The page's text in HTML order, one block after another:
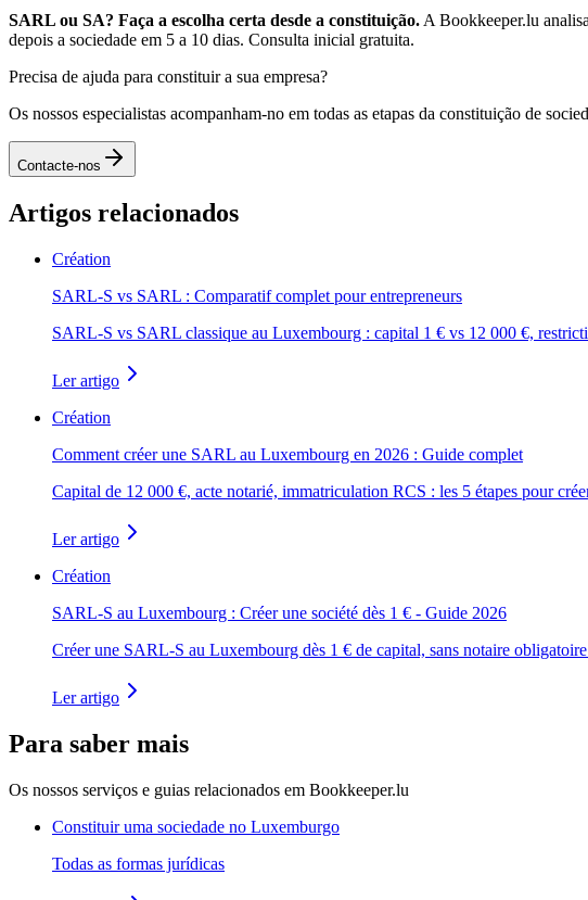
SARL ou SA? Faça a escolha certa desde a constituição. A Bookkeeper.lu
depois a sociedade em 5 a 10 dias. Consulta inicial gratuita.
Precisa de ajuda para constituir a sua empresa?
Os nossos especialistas acompanham-no em todas as etapas da constituição de
Contacte-nos
Artigos relacionados
Création
SARL-S vs SARL : Comparatif complet pour entrepreneurs
SARL-S vs SARL classique au Luxembourg : capital 1 € vs 12 000 €,
Ler artigo
Création
Comment créer une SARL au Luxembourg en 2026 : Guide complet
Capital de 12 000 €, acte notarié, immatriculation RCS : les 5 étapes pour
Ler artigo
Création
SARL-S au Luxembourg : Créer une société dès 1 € - Guide 2026
Créer une SARL-S au Luxembourg dès 1 € de capital, sans notaire
Ler artigo
Para saber mais
Os nossos serviços e guias relacionados em Bookkeeper.lu
Constituir uma sociedade no Luxemburgo
Todas as formas jurídicas